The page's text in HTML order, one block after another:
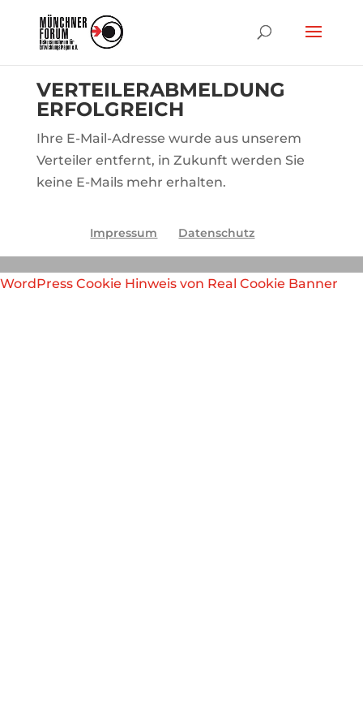
VERTEILERABMELDUNG
ERFOLGREICH
Ihre E-Mail-Adresse wurde aus unserem
Verteiler entfernt, in Zukunft werden Sie
keine E-Mails mehr erhalten.
Impressum Datenschutz
WordPress Cookie Hinweis von Real Cookie Banner